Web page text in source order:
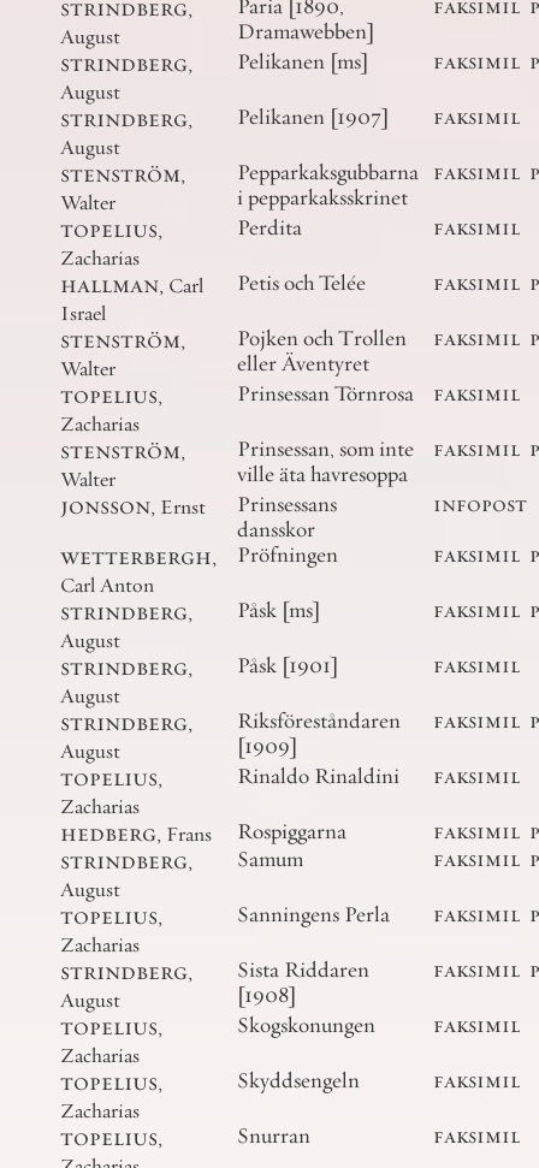
strindberg,
August
Paria [1890,
Dramawebben]
faksimil
strindberg,
August
Pelikanen [ms] faksimil
strindberg,
August
Pelikanen [1907] faksimil
stenström,
Walter
Pepparkaksgubbarna
i pepparkaksskrinet
faksimil
topelius,
Zacharias
Perdita faksimil
hallman, Carl
Israel
Petis och Telée faksimil
stenström,
Walter
Pojken och Trollen
eller Äventyret
faksimil
topelius,
Zacharias
Prinsessan Törnrosa faksimil
stenström,
Walter
Prinsessan, som inte
ville äta havresoppa
faksimil
jonsson, Ernst
Prinsessans
dansskor
infopost
wetterbergh,
Carl Anton
Pröfningen faksimil
strindberg,
August
Påsk [ms] faksimil
strindberg,
August
Påsk [1901] faksimil
strindberg,
August
Riksföreståndaren
[1909]
faksimil
topelius,
Zacharias
Rinaldo Rinaldini faksimil
hedberg, Frans Rospiggarna faksimil
strindberg,
August
Samum faksimil
topelius,
Zacharias
Sanningens Perla faksimil
strindberg,
August
Sista Riddaren
[1908]
faksimil
topelius,
Zacharias
Skogskonungen faksimil
topelius,
Zacharias
Skyddsengeln faksimil
topelius, Snurran faksimil